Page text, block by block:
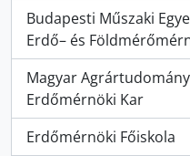
Budapesti Műszaki
Erdő– és
, 1 Ergebnisse
Magyar
Erdőmérnöki Kar
, 1 Ergebnisse
Erdőmérnöki Főiskola
, 1 Ergebnisse